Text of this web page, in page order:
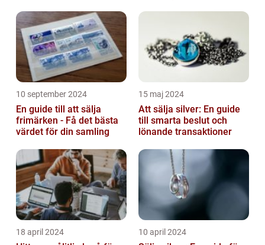
10 september 2024
En guide till att sälja
frimärken - Få det bästa
värdet för din samling
15 maj 2024
Att sälja silver: En guide
till smarta beslut och
lönande transaktioner
18 april 2024 10 april 2024